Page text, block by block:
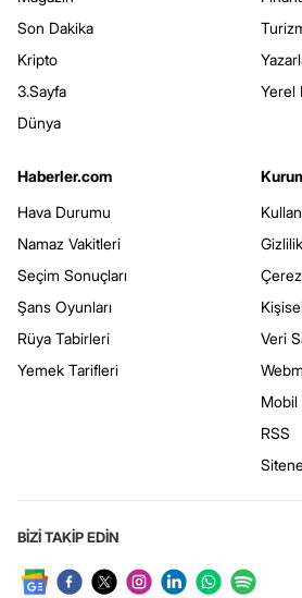
Son Dakika
Kripto
3.Sayfa
Dünya
Yerel
Haberler.com
Hava Durumu
Namaz Vakitleri
Seçim Sonuçları
Şans Oyunları
Rüya Tabirleri
Yemek Tarifleri
Veri
Mobil
RSS
BİZİ TAKİP EDİN